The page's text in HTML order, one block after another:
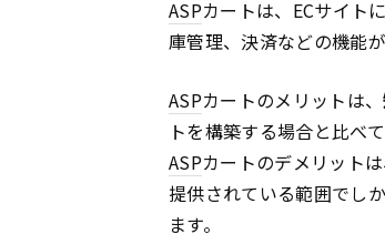
ASPカートは、ECサイト
庫管理、決済などの機能
ASPカートのメリットは、
トを構築する場合と比べて
ASPカートのデメリットは
提供されている範囲でし
ます。